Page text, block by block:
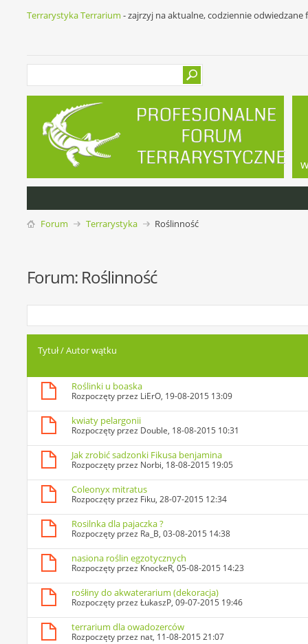
Terrarystyka Terrarium - zajrzyj na aktualne, codziennie
Forum Terrarystyka Roślinność
Forum: Roślinność
Tytuł/Autor wątku
Roślinki u boaska
Rozpoczęty przez LiErO, 19-08-2015 13:09
kwiaty pelargonii
Rozpoczęty przez Double, 18-08-2015 10:31
Jak zrobić sadzonki Fikusa benjamina
Rozpoczęty przez Norbi, 18-08-2015 19:05
Coleonyx mitratus
Rozpoczęty przez Fiku, 28-07-2015 12:34
Rosilnka dla pajaczka ?
Rozpoczęty przez Ra_B, 03-08-2015 14:38
nasiona roślin egzotycznych
Rozpoczęty przez KnockeR, 05-08-2015 14:23
rośłiny do akwaterarium (dekoracja)
Rozpoczęty przezŁukaszP, 09-07-2015 19:46
terrarium dla owadozerców
Rozpoczęty przez nat, 11-08-2015 21:07